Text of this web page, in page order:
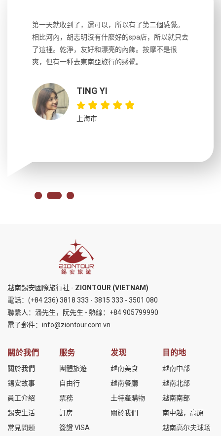
第一天就收到了，還可以，所以有了第二個感覺。
相比河內，胡志明沒有什麼好的spa店，所以就只去
了這裡。乾淨，友好和漂亮的內飾。按摩不是很
爽，但有一種去東南亞旅行的感覺。
TING YI
上海市
越南錫安國際旅行社 - ZIONTOUR (VIETNAM)
電話： (+84 236) 3818 333 - 3815 333 - 3501 080
聯繫人：潘先生，阮先生 - 熱線： +84 905799990
電子郵件： info@ziontour.com.vn
關於我們
關於我們
錫安故事
員工介紹
錫安生活
常見問題
服务
團體旅遊
自由行
票務
訂房
簽證 VISA
发现
越南美食
越南餐廳
土特產購物
關於我們
目的地
越南中部
越南北部
越南南部
南中越，高原
越南高尔夫球场